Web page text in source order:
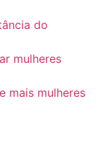
do
mulheres
mais mulheres